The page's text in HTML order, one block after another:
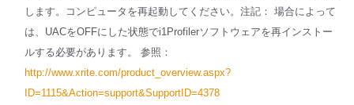
します。コンピュータを再起動してください。注記： 場合によって
は、UACをOFFにした状態でi1Profilerソフトウェアを再インストー
ルする必要があります。 参照：
http://www.xrite.com/product_overview.aspx?
ID=1115&Action=support&SupportID=4378